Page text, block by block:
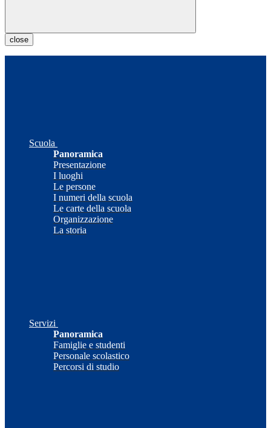
close
Scuola
Panoramica
Presentazione
I luoghi
Le persone
I numeri della scuola
Le carte della scuola
Organizzazione
La storia
Servizi
Panoramica
Famiglie e studenti
Personale scolastico
Percorsi di studio